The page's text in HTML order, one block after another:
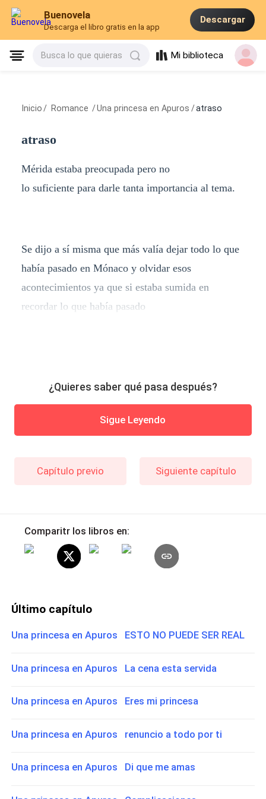
Buenovela
Descarga el libro gratis en la app
Descargar
Busca lo que quieras Mi biblioteca
Inicio / Romance /Una princesa en Apuros /atraso
atraso
Mérida estaba preocupada pero no
lo suficiente para darle tanta importancia al tema.
Se dijo a sí misma que más valía dejar todo lo que
había pasado en Mónaco y olvidar esos
acontecimientos ya que si estaba sumida en
recordar lo que había pasado
¿Quieres saber qué pasa después?
Sigue Leyendo
Capítulo previo Siguiente capítulo
Comparitr los libros en:
Último capítulo
Una princesa en Apuros ESTO NO PUEDE SER REAL
Una princesa en Apuros La cena esta servida
Una princesa en Apuros Eres mi princesa
Una princesa en Apuros renuncio a todo por ti
Una princesa en Apuros Di que me amas